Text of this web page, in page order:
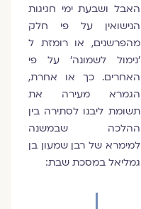
האבל ושבעת ימי חגיגות
הנישואין על פי חלק
מהפרשנים, או רומזת ל
'נימול לשמונה' על פי
האחרים. כך או אחרת,
הגמרא מעירה את
תשומת ליבנו לסתירה בין
ההלכה שבמשנה
למימרא של רבן שמעון בן
גמליאל במסכת שבת: